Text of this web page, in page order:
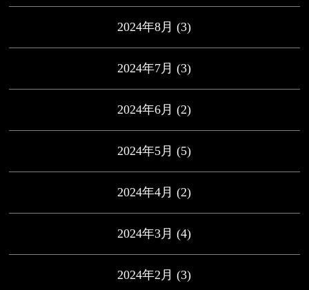
2024年8月 (3)
2024年7月 (3)
2024年6月 (2)
2024年5月 (5)
2024年4月 (2)
2024年3月 (4)
2024年2月 (3)